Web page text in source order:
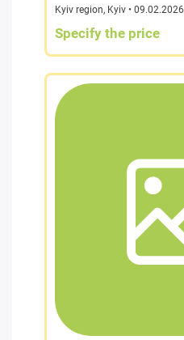
Kyiv region, Kyiv • 09.02.2026
Specify the price